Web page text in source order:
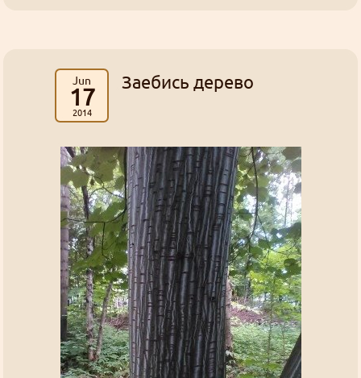
Jun
17
2014
Заебись дерево